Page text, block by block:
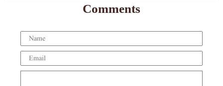
Comments